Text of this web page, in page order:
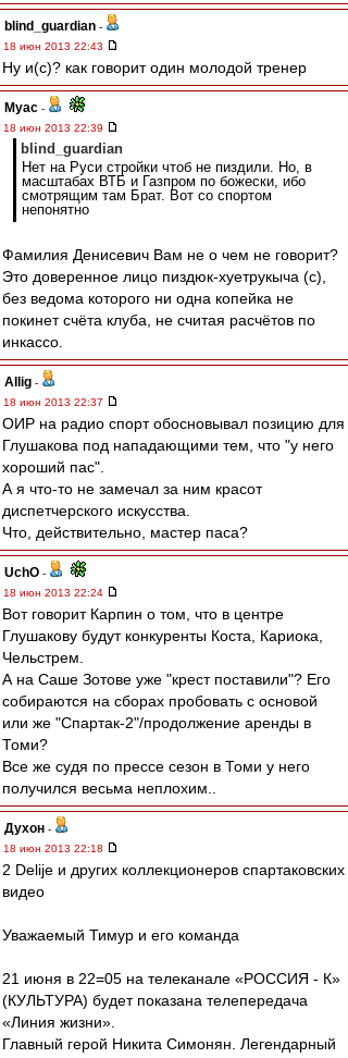
blind_guardian -
18 июн 2013 22:43
Ну и(с)? как говорит один молодой тренер
Myac -
18 июн 2013 22:39
blind_guardian
Нет на Руси стройки чтоб не пиздили. Но, в
масштабах ВТБ и Газпром по божески, ибо
смотрящим там Брат. Вот со спортом
непонятно
Фамилия Денисевич Вам не о чем не говорит?
Это доверенное лицо пиздюк-хуетрукыча (с),
без ведома которого ни одна копейка не
покинет счёта клуба, не считая расчётов по
инкассо.
Allig -
18 июн 2013 22:37
ОИР на радио спорт обосновывал позицию для
Глушакова под нападающими тем, что "у него
хороший пас".
А я что-то не замечал за ним красот
диспетчерского искусства.
Что, действительно, мастер паса?
UchO -
18 июн 2013 22:24
Вот говорит Карпин о том, что в центре
Глушакову будут конкуренты Коста, Кариока,
Чельстрем.
А на Саше Зотове уже "крест поставили"? Его
собираются на сборах пробовать с основой
или же "Спартак-2"/продолжение аренды в
Томи?
Все же судя по прессе сезон в Томи у него
получился весьма неплохим..
Духон -
18 июн 2013 22:18
2 Delije и других коллекционеров спартаковских
видео
Уважаемый Тимур и его команда
21 июня в 22=05 на телеканале «РОССИЯ - К»
(КУЛЬТУРА) будет показана телепередача
«Линия жизни».
Главный герой Никита Симонян. Легендарный